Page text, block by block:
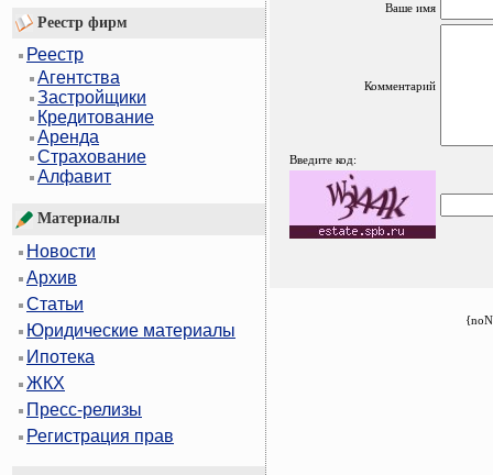
Реестр фирм
Реестр
Агентства
Застройщики
Кредитование
Аренда
Страхование
Алфавит
Материалы
Новости
Архив
Статьи
Юридические материалы
Ипотека
ЖКХ
Пресс-релизы
Регистрация прав
Ваше имя
Комментарий
Введите код: